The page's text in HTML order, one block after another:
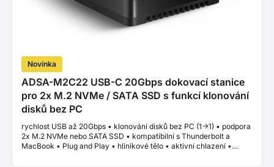
Novinka
ADSA-M2C22 USB-C 20Gbps dokovací stanice
pro 2x M.2 NVMe / SATA SSD s funkcí klonování
disků bez PC
rychlost USB až 20Gbps • klonování disků bez PC (1->1) • podpora
2x M.2 NVMe nebo SATA SSD • kompatibilní s Thunderbolt a
MacBook • Plug and Play • hliníkové tělo • aktivní chlazení •